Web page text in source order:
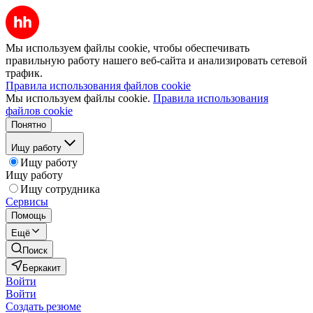
Мы используем файлы cookie, чтобы обеспечивать
правильную работу нашего веб-сайта и анализировать сетевой
трафик.
Правила использования файлов cookie
Мы используем файлы cookie. Правила использования
файлов cookie
Понятно
Ищу работу
Ищу работу
Ищу работу
Ищу сотрудника
Сервисы
Помощь
Ещё
Поиск
Беркакит
Войти
Войти
Создать резюме